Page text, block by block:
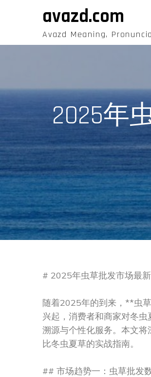
avazd.com
Avazd Meaning,
2025年
# 2025年虫草批发市场最
随着2025年的到来，**虫
兴起，消费者和商家对冬
溯源与个性化服务。本文
比冬虫夏草的实战指南。
## 市场趋势一：虫草批发